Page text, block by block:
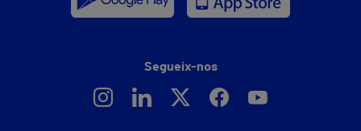
Segueix-nos